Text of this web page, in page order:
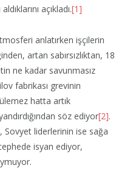
açıkladı.[1]
anlatırken işçilerin
artan sabırsızlıktan, 18
ne kadar savunmasız
fabrikası grevinin
hatta artık
söz ediyor[2].
Sovyet liderlerinin ise sağa
isyan ediyor,